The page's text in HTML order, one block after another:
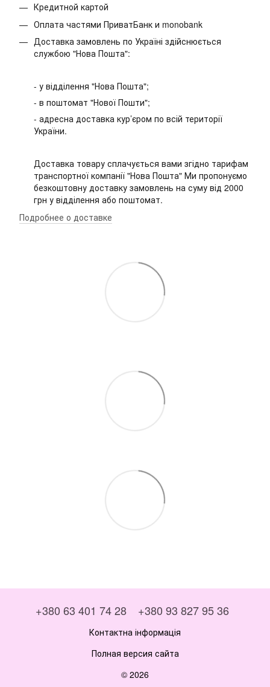
Кредитной картой
Оплата частями ПриватБанк и monobank
Доставка замовлень по Україні здійснюється
службою "Нова Пошта":
- у відділення "Нова Пошта";
- в поштомат "Нової Пошти";
- адресна доставка кур’єром по всій території
України.
Доставка товару сплачується вами згідно тарифам
транспортної компанії "Нова Пошта" Ми пропонуємо
безкоштовну доставку замовлень на суму від 2000
грн у відділення або поштомат.
Подробнее о доставке
+380 63 401 74 28 +380 93 827 95 36
Контактна інформація
Полная версия сайта
© 2026